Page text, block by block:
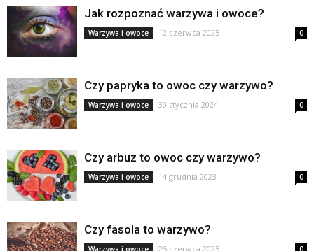
Jak rozpoznać warzywa i owoce?
Warzywa i owoce 12 czerwca 2025 0
Czy papryka to owoc czy warzywo?
Warzywa i owoce 30 stycznia 2024 0
Czy arbuz to owoc czy warzywo?
Warzywa i owoce 14 grudnia 2023 0
Czy fasola to warzywo?
Warzywa i owoce 25 czerwca 2025 0